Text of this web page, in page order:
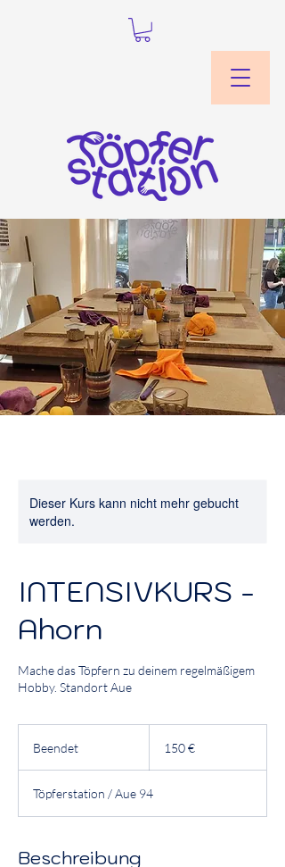
Dieser Kurs kann nicht mehr gebucht
werden.
INTENSIVKURS -
Ahorn
Mache das Töpfern zu deinem regelmäßigem
Hobby. Standort Aue
Beendet
n
d
150 €
Töpferstation / Aue 94
Beschreibung